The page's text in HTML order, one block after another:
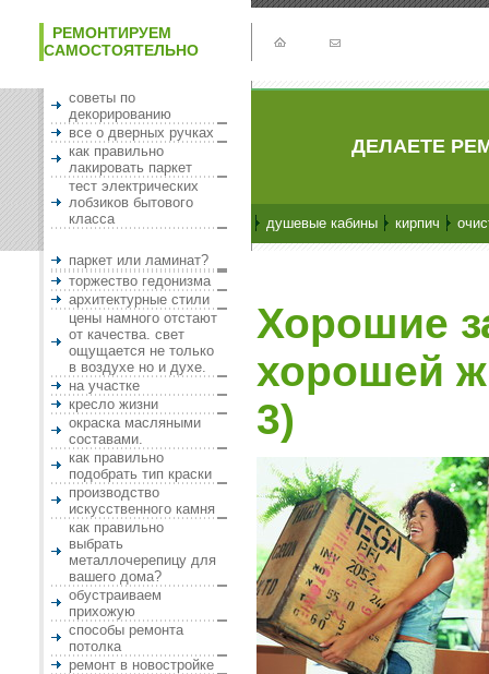
РЕМОНТИРУЕМ
САМОСТОЯТЕЛЬНО
советы по
декорированию
все о дверных ручках
как правильно
лакировать паркет
тест электрических
лобзиков бытового
класса
ДЕЛАЕТЕ
душевые кабины кирпич
паркет или ламинат?
торжество гедонизма
архитектурные стили
цены намного отстают
от качества. свет
ощущается не только
в воздухе но и духе.
на участке
кресло жизни
окраска масляными
составами.
как правильно
подобрать тип краски
производство
искусственного камня
как правильно
выбрать
металлочерепицу для
вашего дома?
обустраиваем
прихожую
способы ремонта
потолка
ремонт в новостройке
Хорошие
хорошей
3)